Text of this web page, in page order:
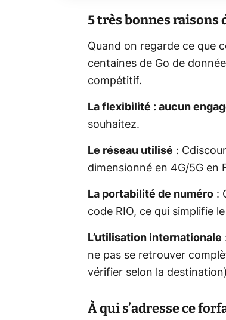
5 très bonnes raisons
Quand on regarde ce que
centaines de Go de
compétitif.
La flexibilité : aucun
souhaitez.
Le réseau utilisé :
dimensionné en 4G/5G en
La portabilité de numéro :
code RIO, ce qui simplifie
L’utilisation internationale
ne pas se retrouver
vérifier selon la
À qui s’adresse ce